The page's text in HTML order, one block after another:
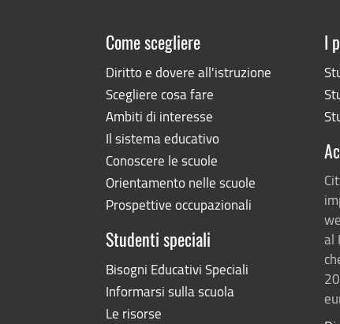
Come scegliere
Diritto e dovere all'istruzione
Scegliere cosa fare
Ambiti di interesse
Il sistema educativo
Conoscere le scuole
Orientamento nelle scuole
Prospettive occupazionali
Studenti speciali
Bisogni Educativi Speciali
Informarsi sulla scuola
Le risorse
I
al